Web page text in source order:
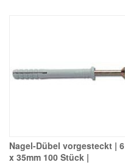
Nagel-Dübel vorgesteckt | 6
x 35mm 100 Stück |